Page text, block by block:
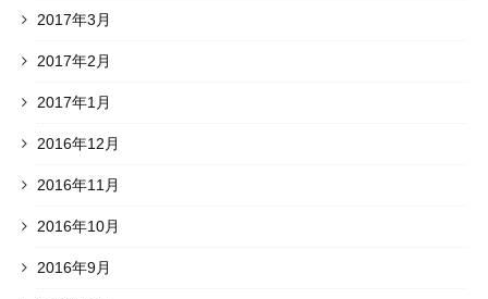
2017年3月
2017年2月
2017年1月
2016年12月
2016年11月
2016年10月
2016年9月